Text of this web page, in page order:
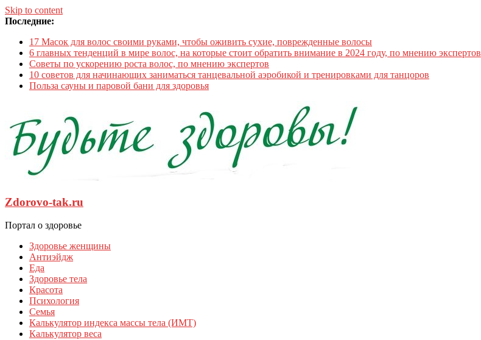
Skip to content
Последние:
17 Масок для волос своими руками, чтобы оживить сухие, поврежденные волосы
6 главных тенденций в мире волос, на которые стоит обратить внимание в 2024 году, по мнению экспертов
Советы по ускорению роста волос, по мнению экспертов
10 советов для начинающих заниматься танцевальной аэробикой и тренировками для танцоров
Польза сауны и паровой бани для здоровья
Zdorovo-tak.ru
Портал о здоровье
Здоровье женщины
Антиэйдж
Еда
Здоровье тела
Красота
Психология
Семья
Калькулятор индекса массы тела (ИМТ)
Калькулятор веса